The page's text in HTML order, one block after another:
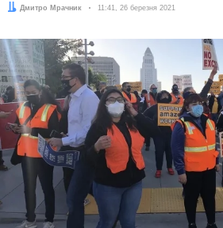
Автор:
Дмитро Мрачник Дата:
11:41, 26 березня 2021